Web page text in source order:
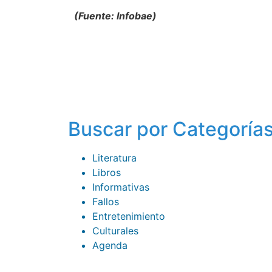
(Fuente: Infobae)
Buscar por
Literatura
Libros
Informativas
Fallos
Entretenimiento
Culturales
Agenda